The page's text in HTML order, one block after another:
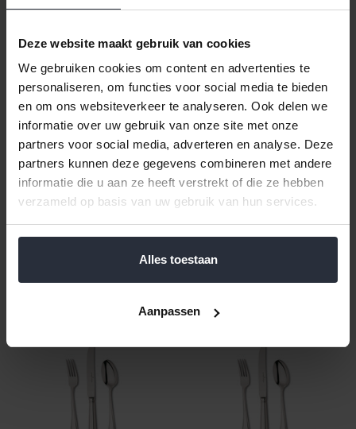
Deze website maakt gebruik van cookies
We gebruiken cookies om content en advertenties te
personaliseren, om functies voor social media te bieden
en om ons websiteverkeer te analyseren. Ook delen we
informatie over uw gebruik van onze site met onze
partners voor social media, adverteren en analyse. Deze
partners kunnen deze gegevens combineren met andere
informatie die u aan ze heeft verstrekt of die ze hebben
verzameld op basis van uw gebruik van hun services.
Alles toestaan
Aanpassen
Klik hier voor de volledige collectie van Prinses.
6 Koffielepels Prinses, Keltum
Vervaardigd uit 18/10 Chroom-Nikkelstaal
Vaatwasmachine bestendig
Reviews
Help ons en andere klanten door het schrijven van een review
Gerelateerde en alternatieve producten